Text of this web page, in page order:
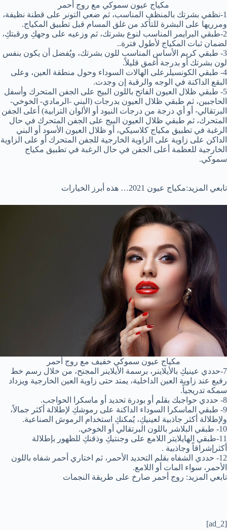
مكياج عيون سموكي مع روج أحمر
1-نظفي بشرتك بالمنظف المناسب، ثم ضعي التونر على قطنة نظيفة،
ومرريها على البشرة للتأكد من غلق المسام قبل تطبيق المكياج.
2-طبقي البرايمر المناسب لنوع بشرتك، ثم وزعيه على وجهكِ ورقبتكِ،
لضمان ثبات المكياج لأطول فترة..
3- طبقي كريم الأساس المناسب للون بشرتك، ويُفضل أن يكون بنفس
لون بشرتك أو بدرجة أغمق قليلاً.
4- طبقي الكونسيلرعلى الهالات السوداء وحول منطقة العين، وعلى
البقع الداكنة في الوجه والرقبة إن وجدت.
5- طبقي ظلال العيون الفاتح باللون البيج على الجفن المتحرك وأسفل
الحاجبين، ثم طبقي ظلال العيون بدرجات (البني -الرمادي- الخوخي-
البرتقالي- أو أي درجة من درجات النيود أو الألوان الترابية) أعلى الجفن
المتحرك، ثم طبقي ظلال العيون البيج على الجفن المتحرك في حال
الرغبة في تطبيق مكياج كلاسيكي، أو ظلال العيون الأسود أو البني
الداكن على زاوية على الزاوية الخارجية للجفن المتحرك أو على الزاوية
الخارجية للعظمة أعلى الجفن في حال الرغبة في تطبيق مكياج
سموكي.
تابعي المزيد:مكياج عيون 2021… هذه أبرز الخيارات
مكياج عيون سموكي خفيف مع روج أحمر
7-حددي عينيكِ بالأيلاينر، برسمة الأيلاينر المجنح، من خلال رسم خط
رفيع عند زاوية العين الداخلية، يمتد حتى زاوية العين الخارجية ويزداد
سمكه تدريجياً.
8- حددي حواجبك بقلم أو بودرة تحديد أو ماسكرا الحواجب.
9- طبقي الماسكرا السوداء الداكنة على رموشكِ لإطلالة أكثر جمالاً،
ولإطلالة أكثر جاذبية لعينيكِ، يُمكنكِ استخدام الرموش الصناعية.
10- طبقي البلاشر باللون البرتقالي أو الخوخي.
11-طبقي الهايلايتر اللامع على وجنتيكِ وذقنكِ للظهور بإطلالة
أكثرإشراقاً وجاذبية .
12- حددي الشفاه بقلم التحديد الأحمر، ثم اختاري أحمر شفاه باللون
الأحمر، سواء المات أو اللامع.
تابعي المزيد: روج أحمر صارخ على طريقة النجمات
[ad_2]